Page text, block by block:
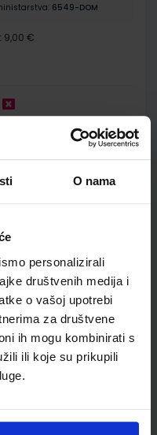
O nama
personalizirali
društvenih medija i
o vašoj upotrebi
za društvene
ih mogu kombinirati s
ili koje su prikupili
6549-DOM
9,00 €
za integriranu nastavu iz
Gracin Tanja Soucie
9,00 €
s dodatnim
osnovne škole